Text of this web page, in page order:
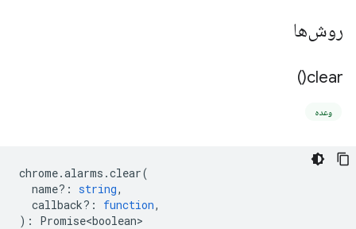
روش‌ها
clear(
)
وعده
chrome.alarms .clear(
name? : string,
callback? : function,
) : Promise<boolean>